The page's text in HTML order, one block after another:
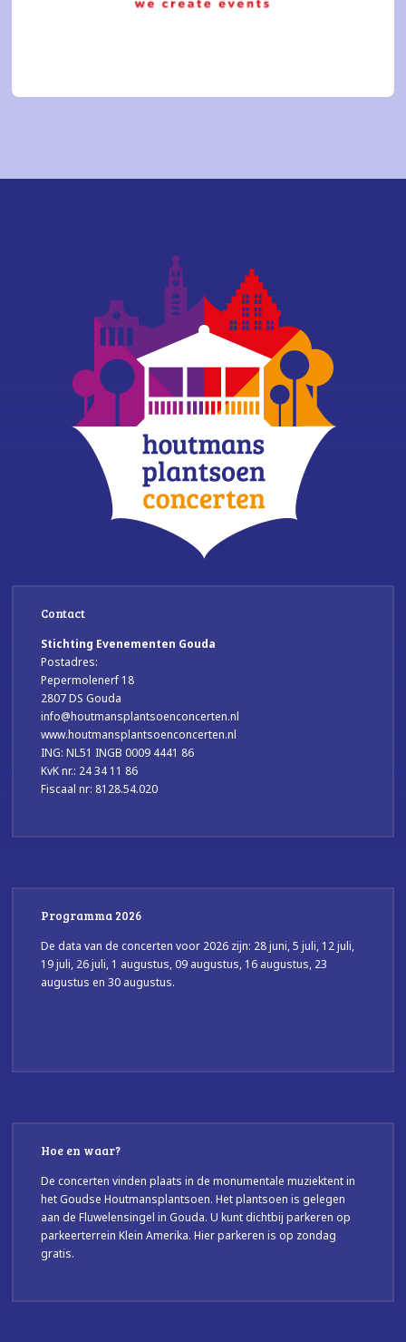
Contact
Stichting Evenementen Gouda
Postadres:
Pepermolenerf 18
2807 DS Gouda
info@houtmansplantsoenconcerten.nl
www.houtmansplantsoenconcerten.nl
ING: NL51 INGB 0009 4441 86
KvK nr.: 24 34 11 86
Fiscaal nr: 8128.54.020
Programma 2026
De data van de concerten voor 2026 zijn: 28 juni, 5 juli, 12 juli,
19 juli, 26 juli, 1 augustus, 09 augustus, 16 augustus, 23
augustus en 30 augustus.
Hoe en waar?
De concerten vinden plaats in de monumentale muziektent in
het Goudse Houtmansplantsoen. Het plantsoen is gelegen
aan de Fluwelensingel in Gouda. U kunt dichtbij parkeren op
parkeerterrein Klein Amerika. Hier parkeren is op zondag
gratis.